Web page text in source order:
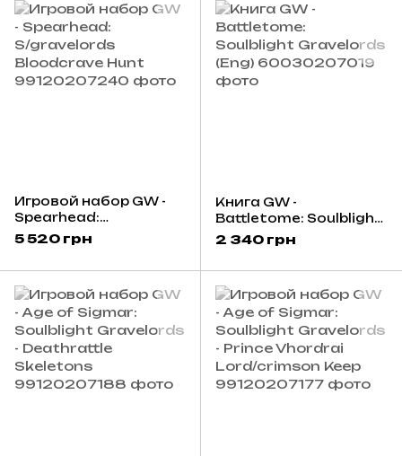
Игровой набор GW -
Spearhead:
S/gravelords
Bloodcrave Hunt
5 520 грн
Книга GW -
Battletome: Soulblight
Gravelords (Eng)
2 340 грн